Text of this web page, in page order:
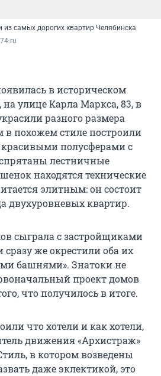
из самых дорогих квартир Челябинска
в историческом
улице Карла Маркса, 83, в
разного размера
в похожем стиле построили
красивыми полусферами с
лестничные
находятся технические
элитным: он состоит
двухуровневых квартир.
сыграла с застройщиками
же окрестили оба их
башнями». Знатоки не
проект домов
что получилось в итоге.
что хотели и как хотели,
движения «Архистраж»
в котором возведены
даже эклектикой, это